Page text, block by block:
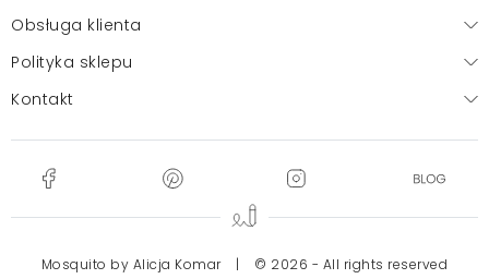
Obsługa klienta
Polityka sklepu
Kontakt
Mosquito by Alicja Komar | © 2026 - All rights reserved